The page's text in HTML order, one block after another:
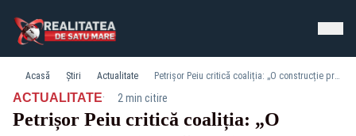
Acasă Știri Actualitate Petrișor Peiu critică coaliția: „O construcție proiectată greșit. Aproape că îți vine să stai cu brațele încrucișate”
ACTUALITATE· 2 min citire
Petrișor Peiu critică coaliția: „O